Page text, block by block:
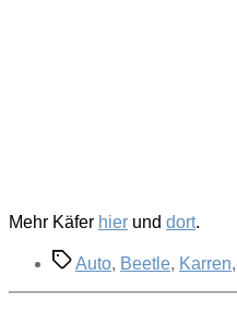
Mehr Käfer hier und dort.
Schlagwörter
Auto, Beetle, Karren,